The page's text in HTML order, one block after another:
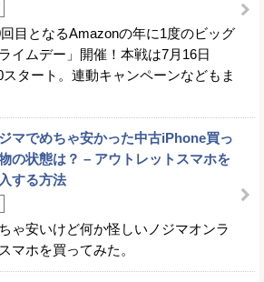
目となるAmazonの年に1度のビッグ
イムデー」開催！本戦は7月16日
スタート。連動キャンペーンなどもま
ジマでめちゃ安かった中古iPhone買っ
の状態は？ – アウトレットスマホを
する方法
ゃ安いけど何か怪しいノジマオンラ
マホを買ってみた。